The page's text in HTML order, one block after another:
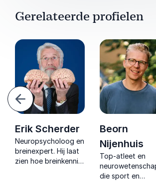
Gerelateerde profielen
Erik Scherder
Neuropsycholoog en
breinexpert. Hij laat
zien hoe breinkennis
Beorn
Nijenhuis
Top-atleet en
die sport en